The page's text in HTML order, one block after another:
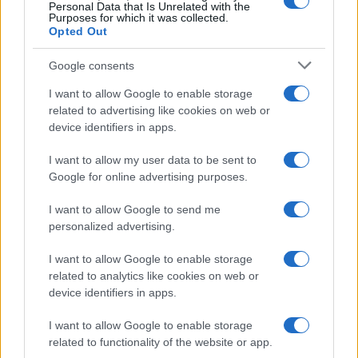
Personal Data that Is Unrelated with the
Purposes for which it was collected.
Opted Out
Google consents
I want to allow Google to enable storage
related to advertising like cookies on web or
device identifiers in apps.
I want to allow my user data to be sent to
Google for online advertising purposes.
I want to allow Google to send me
personalized advertising.
I want to allow Google to enable storage
related to analytics like cookies on web or
device identifiers in apps.
I want to allow Google to enable storage
related to functionality of the website or app.
ασκήθηκε από την Εισαγγελία Διαφθοράς, καθώς
η επικεφαλής της Εισαγγελίας Διαφθοράς
Τουλουπάκηζήτησε την άσκηση ποινικής δίωξης
για νομιμοποίηση εσόδων από εγκληματική
εξακολούθηση, η οποία προέρχεται από πράξεις
χρηματισμού σε βάρος οκτώ στελεχών της
εταιρείας Novartis ΕΛΛΑΣ, όπως επίσης, ζήτησε
παθητικής δωροδοκίας σε βάρος επτά γιατρών.
Αναλυτικότερα, η ποινική δίωξη αφορά
σε
συνολικά δέκα προγράμματα της εταιρείας
Novartis
της περιόδου2008-2015
οποίων με τη μέθοδο των συμβουλευτικών
υπηρεσιών και κλινικών μελετών και της
καθοδηγούμενης
συνταγογράφησης
αποτυπώνονται οι παράνομες πρακτικές που
ακολουθούσε η εταιρεία με «όχημα»
χιλιάδες
ιατρούς.